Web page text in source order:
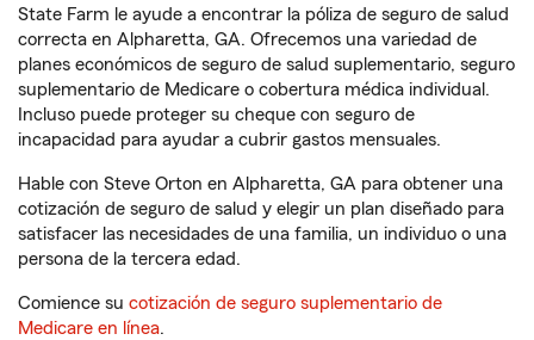
State Farm le ayude a encontrar la póliza de seguro de salud
correcta en Alpharetta, GA. Ofrecemos una variedad de
planes económicos de seguro de salud suplementario, seguro
suplementario de Medicare o cobertura médica individual.
Incluso puede proteger su cheque con seguro de
incapacidad para ayudar a cubrir gastos mensuales.
Hable con Steve Orton en Alpharetta, GA para obtener una
cotización de seguro de salud y elegir un plan diseñado para
satisfacer las necesidades de una familia, un individuo o una
persona de la tercera edad.
Comience su cotización de seguro suplementario de
Medicare en línea.